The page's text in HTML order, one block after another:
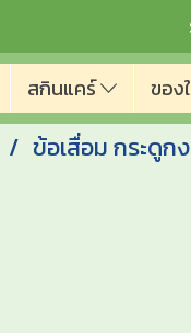
สกินแคร์ ขอ
ข้อเสื่อม กระดูก